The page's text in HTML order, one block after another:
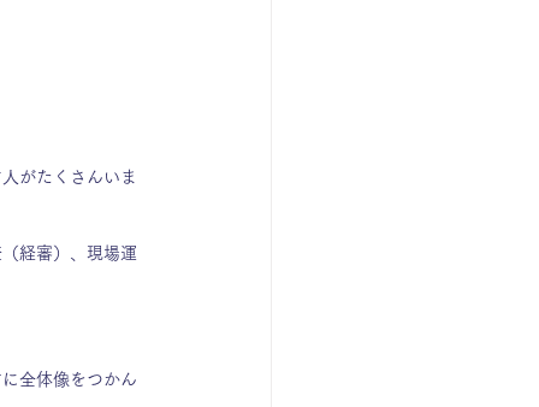
がたくさんいま
経審）、現場運
全体像をつかん